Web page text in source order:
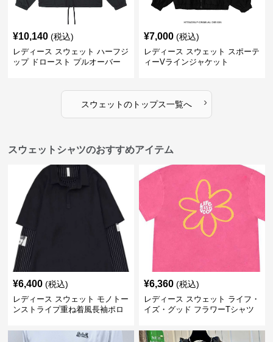
¥10,140 (税込)
レディース スウェット ハーフジ
ップ ドロースト プルオーバー
¥7,000 (税込)
レディース スウェット スポーテ
ィーVラインジャケット
スウェットのトップス一覧へ ›
スウェットシャツのおすすめアイテム
¥6,400 (税込)
レディース スウェット モノトー
ンストライプ重ね着風長袖ポロ
¥6,360 (税込)
レディース スウェット ライフ・
イズ・グッド フラワーTシャツ